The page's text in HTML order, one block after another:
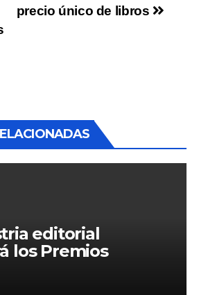
precio único de libros
editorial
los Premios
el 12 de